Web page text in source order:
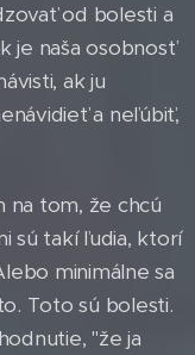
od bolesti a
je naša osobnosť
ak ju
a neľúbiť,
na tom, že chcú
sú takí ľudia, ktorí
minimálne sa
Toto sú bolesti.
"že ja